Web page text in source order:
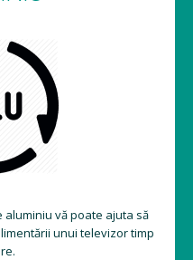
aluminiu vă poate ajuta să
unui televizor timp